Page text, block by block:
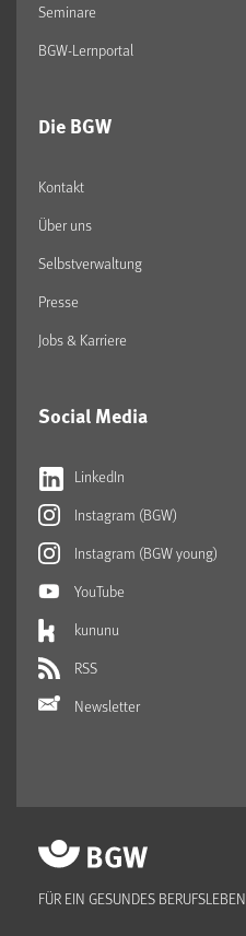
Seminare
BGW-Lernportal
Die BGW
Kontakt
Über uns
Selbstverwaltung
Presse
Jobs & Karriere
Social Media
LinkedIn
Instagram (BGW)
Instagram (BGW young)
YouTube
kununu
RSS
Newsletter
FÜR EIN GESUNDES BERUFSLEBEN